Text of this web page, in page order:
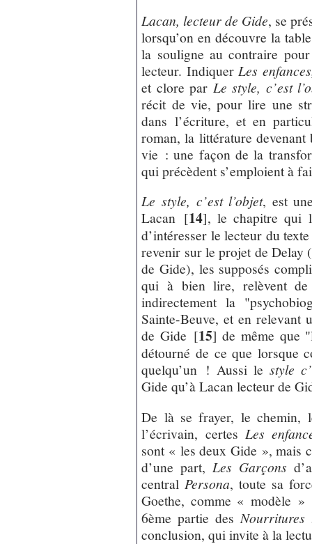
Lacan, lecteur de Gide, se
lorsqu’on en découvre la
la souligne au contraire
lecteur. Indiquer Les
et clore par Le style, c’est
récit de vie, pour lire une
dans l’écriture, et en
roman, la littérature
vie : une façon de la
qui précèdent s’emploient à
Le style, c’est l’objet, est
Lacan [14], le chapitre qui
d’intéresser le lecteur du
revenir sur le projet de Delay
de Gide), les supposés
qui à bien lire, relèvent
indirectement la
Sainte-Beuve, et en relevant
de Gide [15] de même que
détourné de ce que lorsque
quelqu’un ! Aussi lestyle
Gide qu’à Lacan lecteur de
De là se frayer, le chemin,
l’écrivain, certes Les
sont « les deux Gide », mais
d’une part, Les Garçons
central Persona, toute sa
Goethe, comme « modèle »
6ème partie des Nourritures
conclusion, qui invite à la